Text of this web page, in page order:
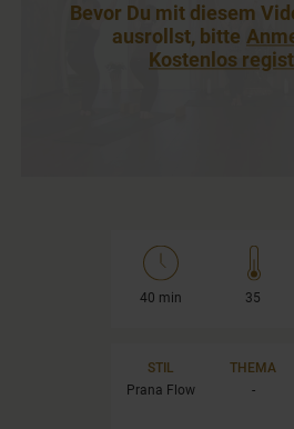
Bevor Du mit diesem
ausrollst, bitte
Kostenlos
40 min 35
STIL
Prana Flow
THEMA
-